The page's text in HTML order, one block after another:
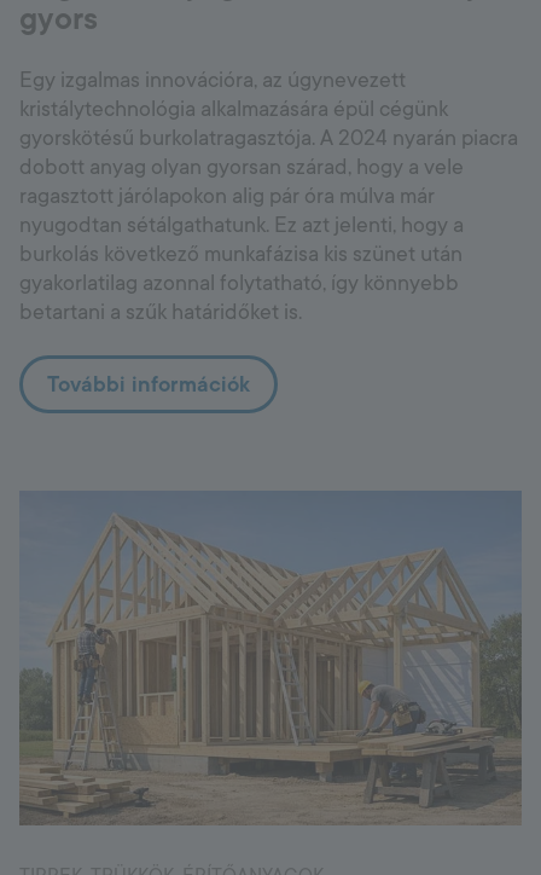
gyors
Egy izgalmas innovációra, az úgynevezett
kristálytechnológia alkalmazására épül cégünk
gyorskötésű burkolatragasztója. A 2024 nyarán piacra
dobott anyag olyan gyorsan szárad, hogy a vele
ragasztott járólapokon alig pár óra múlva már
nyugodtan sétálgathatunk. Ez azt jelenti, hogy a
burkolás következő munkafázisa kis szünet után
gyakorlatilag azonnal folytatható, így könnyebb
betartani a szűk határidőket is.
További információk